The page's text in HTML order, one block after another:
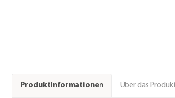
Produktinformationen Über das